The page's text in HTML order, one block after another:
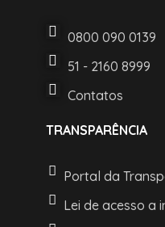
0800 090 0139
51 - 2160 8999
Contatos
TRANSPARÊNCIA
Portal da
Lei de acesso a